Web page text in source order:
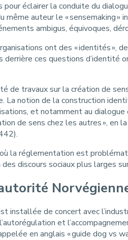
éclairer la conduite du
auteur le « sensemaking
ambigus, équivoques,
ont des « identités »,
ces questions d’identité
de travaux sur la création de
notion de la construction
et notamment au
de sens chez les autres », en
la réglementation est
discours sociaux plus larges
installée de concert avec
et
en anglais « guide dog vs